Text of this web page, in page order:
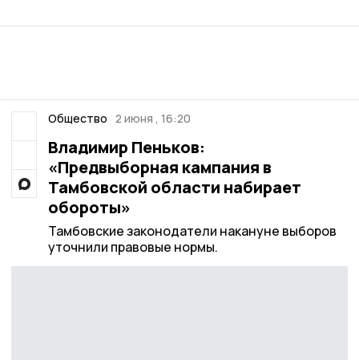
Общество 2 июня , 16:20
Владимир Пеньков:
«Предвыборная кампания в
Тамбовской области набирает
обороты»
Тамбовские законодатели накануне выборов
уточнили правовые нормы.